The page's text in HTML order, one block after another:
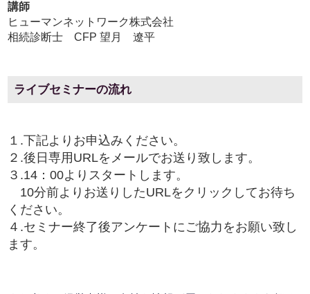
講師
ヒューマンネットワーク株式会社
相続診断士 CFP 望月 遼平
ライブセミナーの流れ
１.下記よりお申込みください。
２.後日専用URLをメールでお送り致します。
３.14：00よりスタートします。
10分前よりお送りしたURLをクリックしてお待ち
ください。
４.セミナー終了後アンケートにご協力をお願い致し
ます。